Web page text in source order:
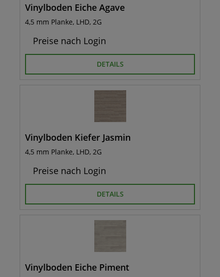
Vinylboden Eiche Agave
4,5 mm Planke, LHD, 2G
Preise nach Login
DETAILS
Vinylboden Kiefer Jasmin
4,5 mm Planke, LHD, 2G
Preise nach Login
DETAILS
Vinylboden Eiche Piment